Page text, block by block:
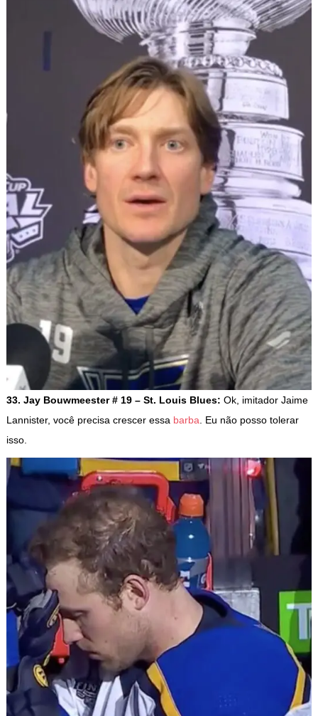
33. Jay Bouwmeester # 19 – St. Louis Blues: Ok, imitador Jaime
Lannister, você precisa crescer essa barba. Eu não posso tolerar
isso.